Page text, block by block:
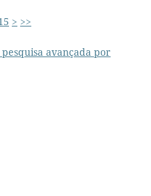
> >>
avançada por